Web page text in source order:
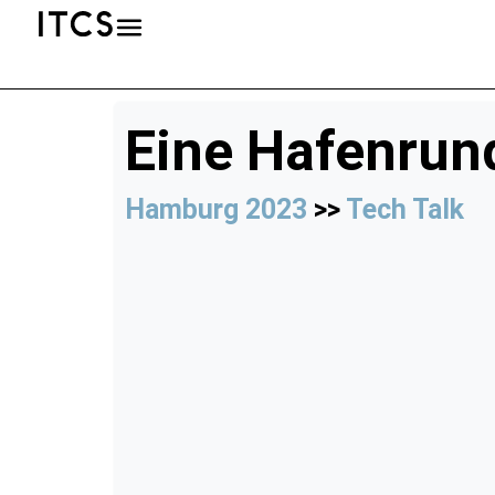
Eine
Hamburg 2023 >> Tech Talk